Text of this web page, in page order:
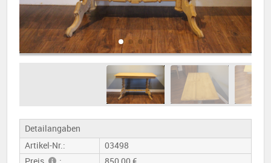
Detailangaben
Artikel-Nr.:
03498